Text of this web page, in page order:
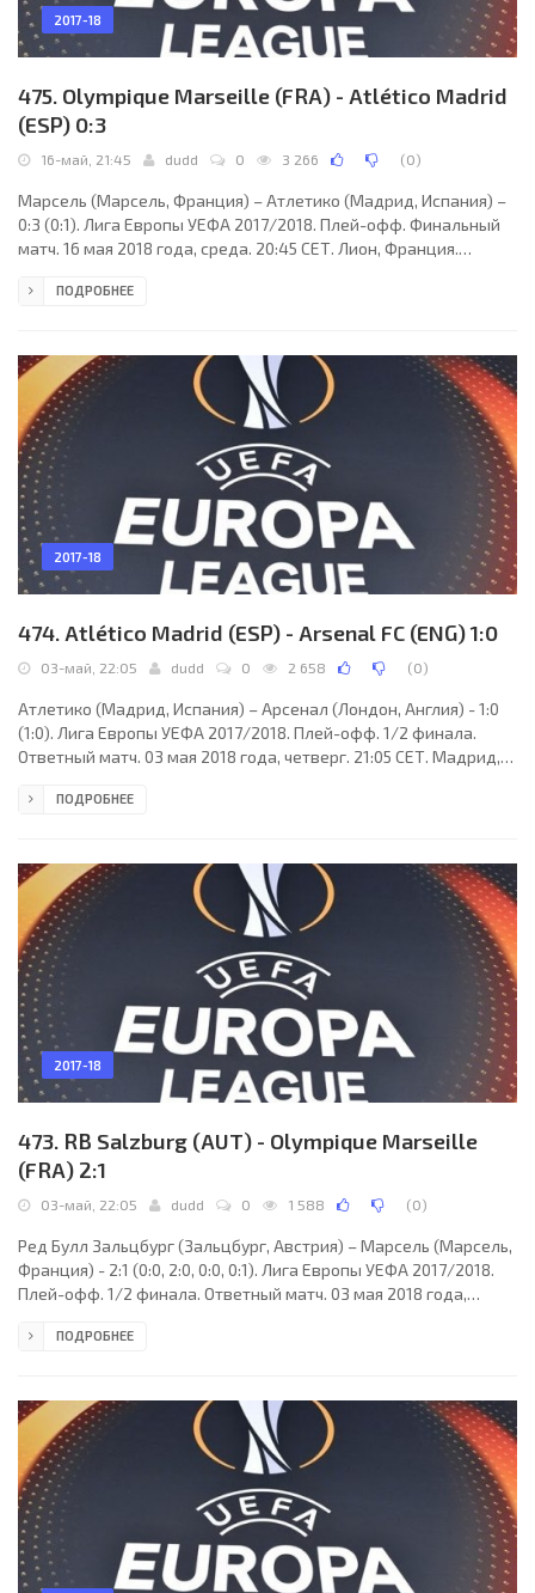
2017-18
475. Olympique Marseille (FRA) - Atlético Madrid
(ESP) 0:3
16-май, 21:45 dudd 0 3 266 (0)
Марсель (Марсель, Франция) – Атлетико (Мадрид, Испания) –
0:3 (0:1). Лига Европы УЕФА 2017/2018. Плей-офф. Финальный
матч. 16 мая 2018 года, среда. 20:45 СЕТ. Лион, Франция.
Люмьер. 55768 зрителей (94 % при вместимости 59500).
Зейнстра (Голландия). Резервный арбитр: Шимон Марциняк
(Плоцк, Польша). Дополнительные помощники рефери:
ПОДРОБНЕЕ
2017-18
474. Atlético Madrid (ESP) - Arsenal FC (ENG) 1:0
03-май, 22:05 dudd 0 2 658 (0)
Атлетико (Мадрид, Испания) – Арсенал (Лондон, Англия) - 1:0
(1:0). Лига Европы УЕФА 2017/2018. Плей-офф. 1/2 финала.
Ответный матч. 03 мая 2018 года, четверг. 21:05 СЕТ. Мадрид,
зрителей (96% при вместимости 68000). Главный судья:
судья: Алессандро Костанцо (Италия). Дополнительные
ассистенты судьи: Паоло Валери, Массимилиано
ПОДРОБНЕЕ
2017-18
473. RB Salzburg (AUT) - Olympique Marseille
(FRA) 2:1
03-май, 22:05 dudd 0 1 588 (0)
Ред Булл Зальцбург (Зальцбург, Австрия) – Марсель (Марсель,
Франция) - 2:1 (0:0, 2:0, 0:0, 0:1). Лига Европы УЕФА 2017/2018.
Плей-офф. 1/2 финала. Ответный матч. 03 мая 2018 года,
Ред Булл Арена - Вальс-Зиценхайм. 29540 зрителей (93% при
Калугин (Москва, Россия). Резервный арбитр: Игорь Демешко
(Химки, Россия).
ПОДРОБНЕЕ